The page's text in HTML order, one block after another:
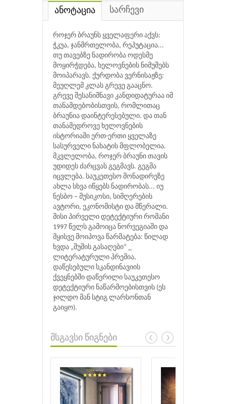
ანოტაცია სარჩევი
როჯერ ბრაუნს ყველაფერი აქვს:
ჭკუა, ჯანმრთელობა, რეპუტაცია...
თუ თავებზე ნადირობა ოდესმე
მოყირჭდება, ხელოვნების ნიმუშებს
მოიპარავს. ქურდობა ვერნისაჟზე:
მეუღლემ კლას გრევე გააცნო.
გრევე შესანიშნავი კანდიდატურაა იმ
თანამდებობისთვის, რომლითაც
ბრაუნია დაინტერესებული. და თან
თანამედროვე ხელოვნების
ისტორიაში ერთ-ერთი ყველაზე
სასურველი ნახატის მფლობელია.
მკვლელობა, როჯერ ბრაუნი თავის
უდიდეს ძარცვას გეგმავს. გეგმა
იცვლება. საუკეთესო მონადირეზე
ახლა სხვა იწყებს ნადირობას... იუ
ნესბო – მუსიკოსი, სიმღერების
ავტორი, ეკონომისტი და მწერალი.
მისი პირველი დეტექტიური რომანი
1997 წელს გამოიცა ნორვეგიაში და
მყისვე მოიპოვა წარმატება: წილად
ხვდა „შუშის გასაღები“ _
ლიტერატურული პრემია,
დაწესებული სკანდინავიის
ქვეყნებში დაწერილი საუკეთესო
დეტექტიური ნაწარმოებისთვის (ეს
ჯილდო მან სტიგ ლარსონთან
გაიყო).
მსგავსი წიგნები